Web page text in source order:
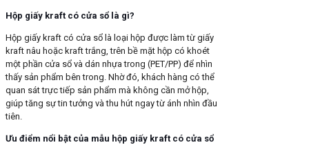
Hộp giấy kraft có cửa sổ là gì?
Hộp giấy kraft có cửa sổ là loại hộp được làm từ giấy
kraft nâu hoặc kraft trắng, trên bề mặt hộp có khoét
một phần cửa sổ và dán nhựa trong (PET/PP) để nhìn
thấy sản phẩm bên trong. Nhờ đó, khách hàng có thể
quan sát trực tiếp sản phẩm mà không cần mở hộp,
giúp tăng sự tin tưởng và thu hút ngay từ ánh nhìn đầu
tiên.
Ưu điểm nổi bật của mẫu hộp giấy kraft có cửa sổ